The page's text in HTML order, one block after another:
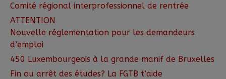
Comité régional interprofessionnel de rentrée
ATTENTION
Nouvelle réglementation pour les demandeurs
d’emploi
450 Luxembourgeois à la grande manif de Bruxelles
Fin ou arrêt des études? La FGTB t’aide